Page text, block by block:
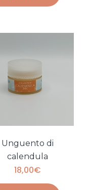
Unguento di
calendula
18,00€